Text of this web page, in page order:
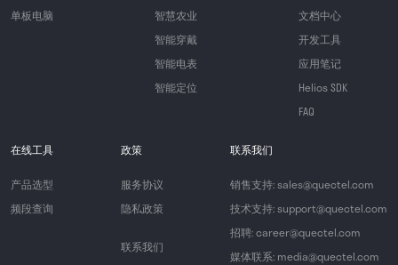
单板电脑
智慧农业
智能穿戴
智能电表
智能定位
文档中心
开发工具
应用笔记
Helios SDK
FAQ
在线工具
产品选型
频段查询
政策
服务协议
隐私政策
联系我们
联系我们
销售支持: sales@quectel.com
技术支持: support@quectel.com
招聘: career@quectel.com
媒体联系: media@quectel.com